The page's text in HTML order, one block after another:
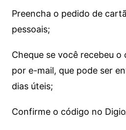
Preencha o pedido de
pessoais;
Cheque se você recebeu
por e-mail, que pode ser
dias úteis;
Confirme o código no